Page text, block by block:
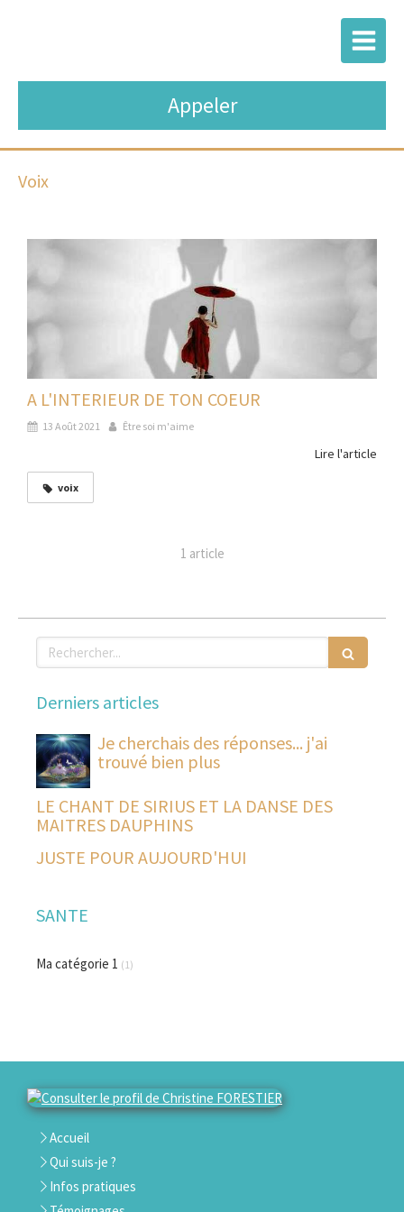
Appeler
Voix
A L'INTERIEUR DE TON COEUR
13 Août 2021 Être soi m'aime
Lire l'article
voix
1 article
Rechercher
Derniers articles
Je cherchais des réponses... j'ai
trouvé bien plus
LE CHANT DE SIRIUS ET LA DANSE DES
MAITRES DAUPHINS
JUSTE POUR AUJOURD'HUI
SANTE
Ma catégorie 1 (1)
Accueil
Qui suis-je ?
Infos pratiques